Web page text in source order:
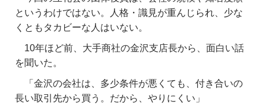
というわけではない。人格・識見が重んじられ、少な
くともタカビーな人はいない。
10年ほど前、大手商社の金沢支店長から、面白い話
を聞いた。
「金沢の会社は、多少条件が悪くても、付き合いの
長い取引先から買う。だから、やりにくい」